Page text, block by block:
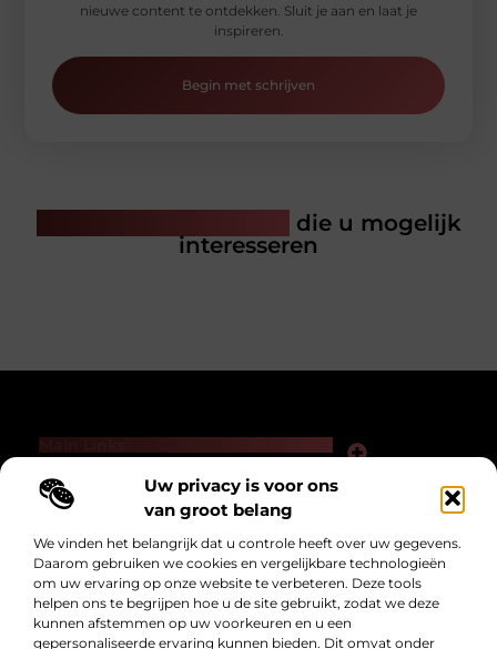
Uw privacy is voor ons
van groot belang
We vinden het belangrijk dat u controle heeft over uw gegevens.
Daarom gebruiken we cookies en vergelijkbare technologieën
om uw ervaring op onze website te verbeteren. Deze tools
helpen ons te begrijpen hoe u de site gebruikt, zodat we deze
kunnen afstemmen op uw voorkeuren en u een
gepersonaliseerde ervaring kunnen bieden. Dit omvat onder
nieuwe content te ontdekken. Sluit je aan en laat je
inspireren.
Begin met schrijven
die u mogelijk
interesseren
Bericht categorie